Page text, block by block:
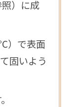
）に成
）で表面
固いよう